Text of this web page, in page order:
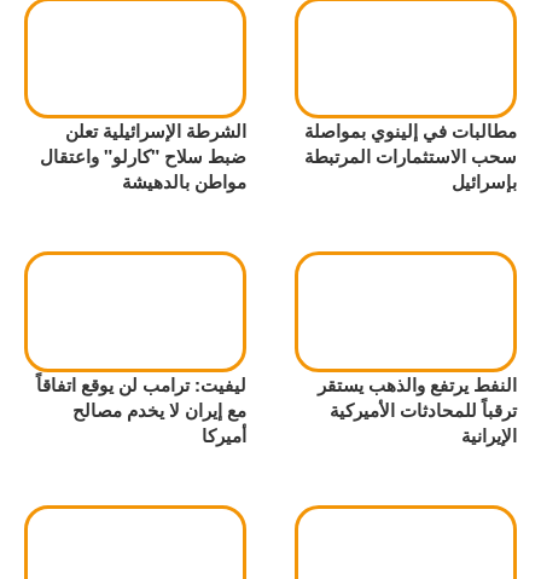
مطالبات في إلينوي بمواصلة
سحب الاستثمارات المرتبطة
بإسرائيل
الشرطة الإسرائيلية تعلن
ضبط سلاح "كارلو" واعتقال
مواطن بالدهيشة
النفط يرتفع والذهب يستقر
ترقباً للمحادثات الأميركية
الإيرانية
ليفيت: ترامب لن يوقع اتفاقاً
مع إيران لا يخدم مصالح
أميركا